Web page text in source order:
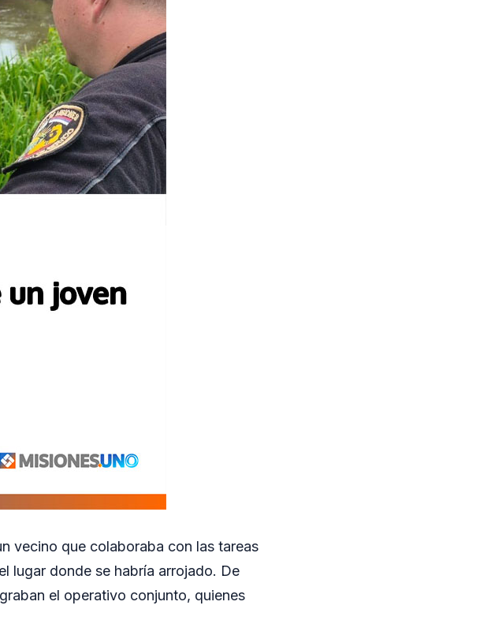
vecino que colaboraba con las tareas
lugar donde se habría arrojado. De
el operativo conjunto, quienes